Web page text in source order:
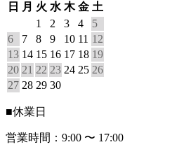
日 月 火 水 木 金 土
1
2 3 4
5
6
7 8 9 10 11 12
13 14 15 16 17 18 19
20 21 22 23 24 25 26
27 28 29 30
■休業日
営業時間：9:00 〜 17:00